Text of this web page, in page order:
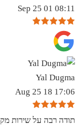
08:11 01 Sep 25
Yal Dugma
17:06 18 Aug 25
תודה רבה על שירות